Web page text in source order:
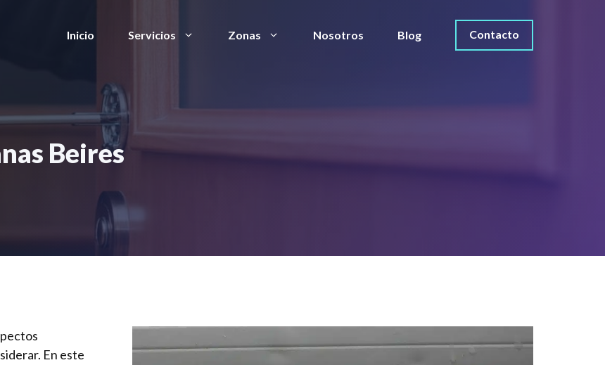
Inicio Servicios Zonas Nosotros Blog Contacto
Beires
En este